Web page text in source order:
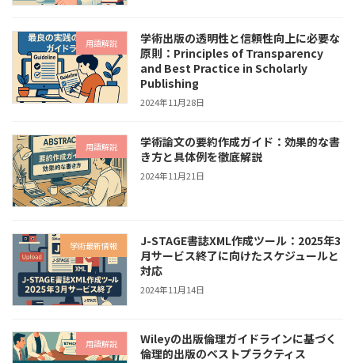
用語解説
学術出版の透明性と信頼性向上に必要な
原則：Principles of Transparency
and Best Practice in Scholarly
Publishing
2024年11月28日
用語解説
学術論文の要約作成ガイド：効果的な書
き方と具体例を徹底解説
2024年11月21日
学術最新情報
J-STAGE書誌XML作成ツール：2025年3
月サービス終了に向けたスケジュールと
対応
2024年11月14日
用語解説
Wileyの出版倫理ガイドラインに基づく
倫理的出版のベストプラクティス